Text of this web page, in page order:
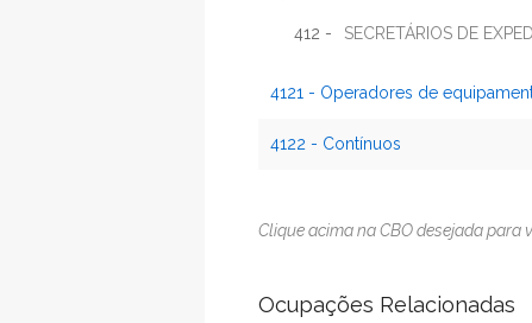
412 - SECRETÁRIOS DE
4121 - Operadores de
4122 - Contínuos
Clique acima na CBO desejada para
Ocupações Relacionadas